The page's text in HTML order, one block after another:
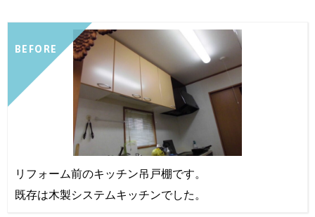
BEFORE
リフォーム前のキッチン吊戸棚です。
既存は木製システムキッチンでした。